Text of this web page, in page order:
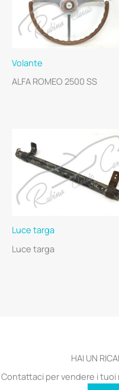
Volante
ALFA ROMEO 2500 SS
Luce targa
Luce targa
HAI UN
Contattaci per vendere i